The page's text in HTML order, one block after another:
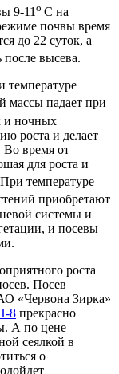
9-11 о С на
почвы время
до 22 суток, а
после высева.
температуре
массы падает при
и ночных
роста и делает
Во время от
для роста и
температуре
приобретают
системы и
и посевы
роста
Посев
«Червона Зирка»
8 прекрасно
А по цене –
сеялкой в
о